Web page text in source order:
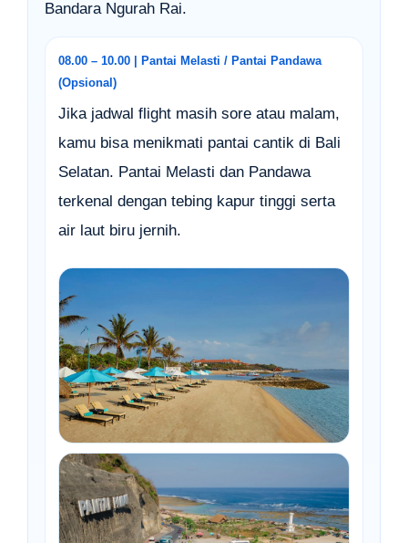
Bandara Ngurah Rai.
08.00 – 10.00 | Pantai Melasti / Pantai Pandawa
(Opsional)
Jika jadwal flight masih sore atau malam,
kamu bisa menikmati pantai cantik di Bali
Selatan. Pantai Melasti dan Pandawa
terkenal dengan tebing kapur tinggi serta
air laut biru jernih.